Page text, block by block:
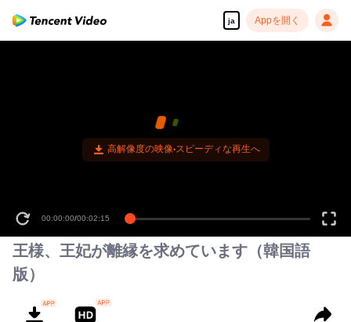
ja Appを開く
高解像度の映像•スピーディな再生へ
00:00:00/00:02:15
王様、王妃が離縁を求めています（韓国語
版）